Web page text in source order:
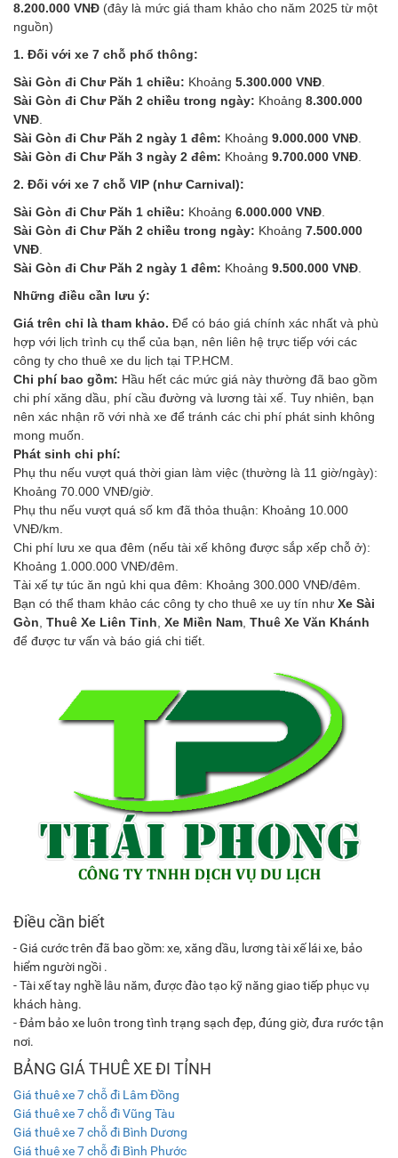
8.200.000 VNĐ (đây là mức giá tham khảo cho năm 2025 từ một
nguồn)
1. Đối với xe 7 chỗ phổ thông:
Sài Gòn đi Chư Păh 1 chiều: Khoảng 5.300.000 VNĐ
Sài Gòn đi Chư Păh 2 chiều trong ngày: Khoảng 8.300.000
VNĐ
Sài Gòn đi Chư Păh 2 ngày 1 đêm: Khoảng 9.000.000 VNĐ
Sài Gòn đi Chư Păh 3 ngày 2 đêm: Khoảng 9.700.000 VNĐ
2. Đối với xe 7 chỗ VIP (như Carnival):
Sài Gòn đi Chư Păh 1 chiều: Khoảng 6.000.000 VNĐ
Sài Gòn đi Chư Păh 2 chiều trong ngày: Khoảng 7.500.000
VNĐ
Sài Gòn đi Chư Păh 2 ngày 1 đêm: Khoảng 9.500.000 VNĐ
Những điều cần lưu ý:
Giá trên chỉ là tham khảo. Để có báo giá chính xác nhất và phù
hợp với lịch trình cụ thể của bạn, nên liên hệ trực tiếp với các
công ty cho thuê xe du lịch tại TP.HCM.
Chi phí bao gồm: Hầu hết các mức giá này thường đã bao gồm
chi phí xăng dầu, phí cầu đường và lương tài xế. Tuy nhiên, bạn
nên xác nhận rõ với nhà xe để tránh các chi phí phát sinh không
mong muốn.
Phát sinh chi phí:
Phụ thu nếu vượt quá thời gian làm việc (thường là 11 giờ/ngày):
Khoảng 70.000 VNĐ/giờ.
Phụ thu nếu vượt quá số km đã thỏa thuận: Khoảng 10.000
VNĐ/km.
Chi phí lưu xe qua đêm (nếu tài xế không được sắp xếp chỗ ở):
Khoảng 1.000.000 VNĐ/đêm.
Tài xế tự túc ăn ngủ khi qua đêm: Khoảng 300.000 VNĐ/đêm.
Bạn có thể tham khảo các công ty cho thuê xe uy tín như Xe Sài
Gòn Thuê Xe Liên Tỉnh Xe Miền Nam Thuê Xe Văn Khánh
để được tư vấn và báo giá chi tiết.
Điều cần biết
- Giá cước trên đã bao gồm: xe, xăng dầu, lương tài xế lái xe, bảo
hiểm người ngồi .
- Tài xế tay nghề lâu năm, được đào tạo kỹ năng giao tiếp phục vụ
khách hàng.
- Đảm bảo xe luôn trong tình trạng sạch đẹp, đúng giờ, đưa rước tận
nơi.
BẢNG GIÁ THUÊ XE ĐI TỈNH
Giá thuê xe 7 chỗ đi Lâm Đồng
Giá thuê xe 7 chỗ đi Vũng Tàu
Giá thuê xe 7 chỗ đi Bình Dương
Giá thuê xe 7 chỗ đi Bình Phước